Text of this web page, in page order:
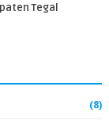
Tegal
(8)